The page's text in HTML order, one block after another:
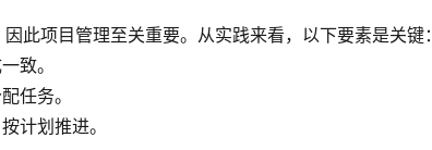
此项目管理至关重要。从实践来看，以下要素是关键：
致。
任务。
计划推进。